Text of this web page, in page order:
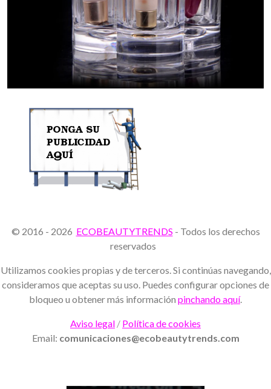
© 2016 - 2026 ECOBEAUTYTRENDS - Todos los derechos
reservados
Utilizamos cookies propias y de terceros. Si continúas navegando,
consideramos que aceptas su uso. Puedes configurar opciones de
bloqueo u obtener más información pinchando aquí.
Aviso legal / Política de cookies
Email: comunicaciones@ecobeautytrends.com